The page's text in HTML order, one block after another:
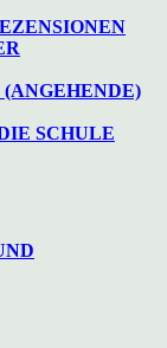
SCHULE